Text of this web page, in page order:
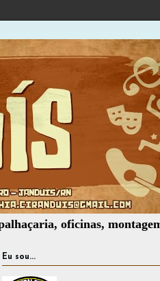
oficinas, montagem de
Eu sou...